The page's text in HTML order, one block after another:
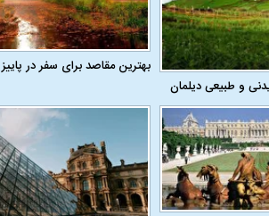
و طبیعی دیلمان
بهترین مقاصد برای سفر در پاییز